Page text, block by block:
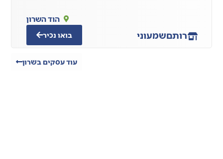
רותםשמעוני
הוד השרון
בואו נכיר
עוד עסקים בשרון